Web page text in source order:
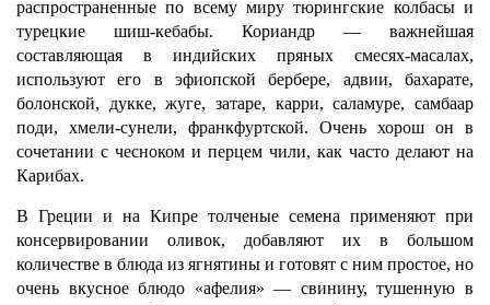
распространенные по всему миру тюрингские колбасы и
турецкие шиш-кебабы. Кориандр — важнейшая
составляющая в индийских пряных смесях-масалах,
используют его в эфиопской бербере, адвии, бахарате,
болонской, дукке, жуге, затаре, карри, саламуре, самбаар
поди, хмели-сунели, франкфуртской. Очень хорош он в
сочетании с чесноком и перцем чили, как часто делают на
Карибах.
В Греции и на Кипре толченые семена применяют при
консервировании оливок, добавляют их в большом
количестве в блюда из ягнятины и готовят с ним простое, но
очень вкусное блюдо «афелия» — свинину, тушенную в